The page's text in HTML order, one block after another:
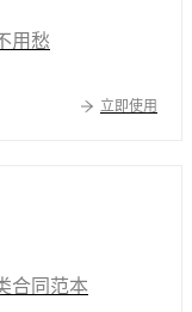
用愁
立即使用
合同范本